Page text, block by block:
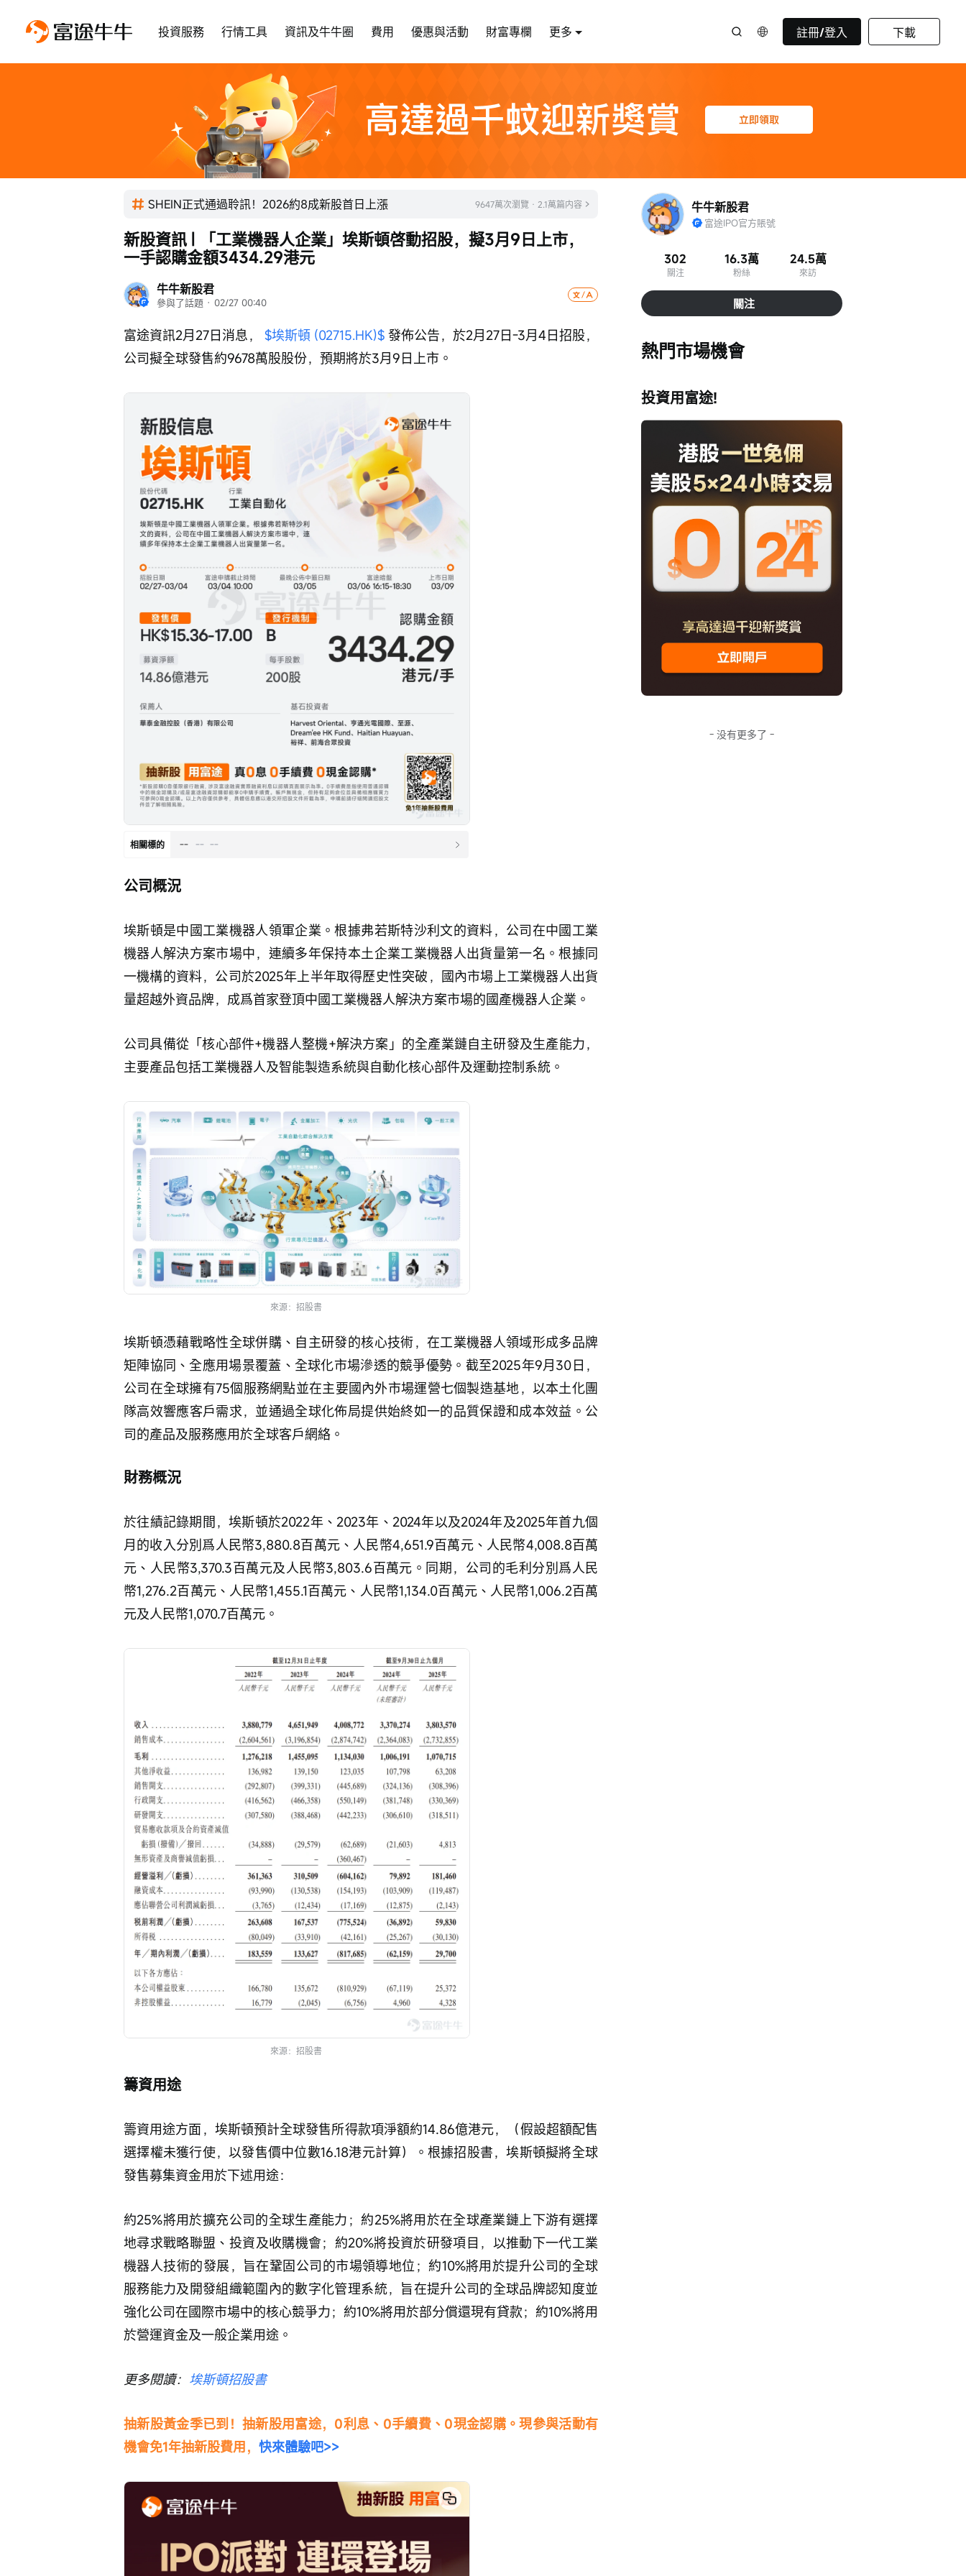
投資服務 行情工具 資訊及牛牛圈 費用 優惠與活動 財富專欄 更多 註冊/登入 下載
SHEIN正式通過聆訊！2026約8成新股首日上漲 9647萬次瀏覽 · 2.1萬篇内容
牛牛新股君
參與了話題 · 02/27 00:40
新股資訊 | 「工業機器人企業」埃斯頓啓動招股，擬3月9日上市，
一手認購金額3434.29港元
富途資訊2月27日消息， $埃斯頓 (02715.HK)$ 發佈公告，於2月27日-3月4日招股，
公司擬全球發售約9678萬股股份，預期將於3月9日上市。
相關標的 -- -- --
公司概況
埃斯頓是中國工業機器人領軍企業。根據弗若斯特沙利文的資料，公司在中國工業
機器人解決方案市場中，連續多年保持本土企業工業機器人出貨量第一名。根據同
一機構的資料，公司於2025年上半年取得歷史性突破，國內市場上工業機器人出貨
量超越外資品牌，成爲首家登頂中國工業機器人解決方案市場的國產機器人企業。
公司具備從「核心部件+機器人整機+解決方案」的全產業鏈自主研發及生產能力，
主要產品包括工業機器人及智能製造系統與自動化核心部件及運動控制系統。
來源：招股書
埃斯頓憑藉戰略性全球併購、自主研發的核心技術，在工業機器人領域形成多品牌
矩陣協同、全應用場景覆蓋、全球化市場滲透的競爭優勢。截至2025年9月30日，
公司在全球擁有75個服務網點並在主要國內外市場運營七個製造基地，以本土化團
隊高效響應客戶需求，並通過全球化佈局提供始終如一的品質保證和成本效益。公
司的產品及服務應用於全球客戶網絡。
財務概況
於往績記錄期間，埃斯頓於2022年、2023年、2024年以及2024年及2025年首九個
月的收入分別爲人民幣3,880.8百萬元、人民幣4,651.9百萬元、人民幣4,008.8百萬
元、人民幣3,370.3百萬元及人民幣3,803.6百萬元。同期，公司的毛利分別爲人民
幣1,276.2百萬元、人民幣1,455.1百萬元、人民幣1,134.0百萬元、人民幣1,006.2百萬
元及人民幣1,070.7百萬元。
來源：招股書
籌資用途
籌資用途方面，埃斯頓預計全球發售所得款項淨額約14.86億港元，（假設超額配售
選擇權未獲行使，以發售價中位數16.18港元計算）。根據招股書，埃斯頓擬將全球
發售募集資金用於下述用途：
約25%將用於擴充公司的全球生產能力；約25%將用於在全球產業鏈上下游有選擇
地尋求戰略聯盟、投資及收購機會；約20%將投資於研發項目，以推動下一代工業
機器人技術的發展，旨在鞏固公司的市場領導地位；約10%將用於提升公司的全球
服務能力及開發組織範圍內的數字化管理系統，旨在提升公司的全球品牌認知度並
強化公司在國際市場中的核心競爭力；約10%將用於部分償還現有貸款；約10%將用
於營運資金及一般企業用途。
更多閱讀： 埃斯頓招股書
抽新股黃金季已到！抽新股用富途，0利息、0手續費、0現金認購。現參與活動有
機會免1年抽新股費用， 快來體驗吧>>
牛牛新股君
富途IPO官方賬號
302
關注
16.3萬
粉絲
24.5萬
來訪
關注
熱門市場機會
投資用富途!
- 没有更多了 -